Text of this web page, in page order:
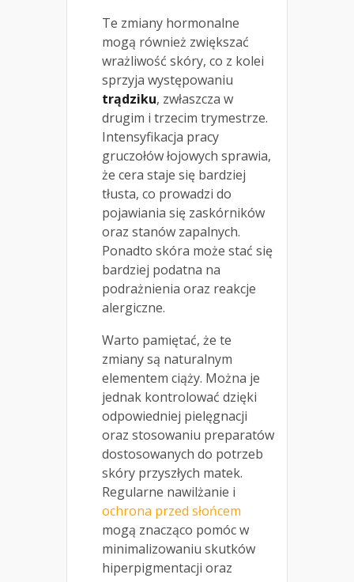
Te zmiany hormonalne
mogą również zwiększać
wrażliwość skóry, co z kolei
sprzyja występowaniu
trądziku, zwłaszcza w
drugim i trzecim trymestrze.
Intensyfikacja pracy
gruczołów łojowych sprawia,
że cera staje się bardziej
tłusta, co prowadzi do
pojawiania się zaskórników
oraz stanów zapalnych.
Ponadto skóra może stać się
bardziej podatna na
podrażnienia oraz reakcje
alergiczne.
Warto pamiętać, że te
zmiany są naturalnym
elementem ciąży. Można je
jednak kontrolować dzięki
odpowiedniej pielęgnacji
oraz stosowaniu preparatów
dostosowanych do potrzeb
skóry przyszłych matek.
Regularne nawilżanie i
ochrona przed słońcem
mogą znacząco pomóc w
minimalizowaniu skutków
hiperpigmentacji oraz